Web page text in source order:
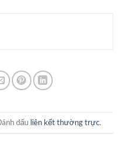
dấu liên kết thường trực.